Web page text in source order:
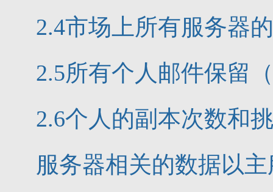
2.4市场上所有服务器
2.5所有个人邮件保留
2.6个人的副本次数和
服务器相关的数据以